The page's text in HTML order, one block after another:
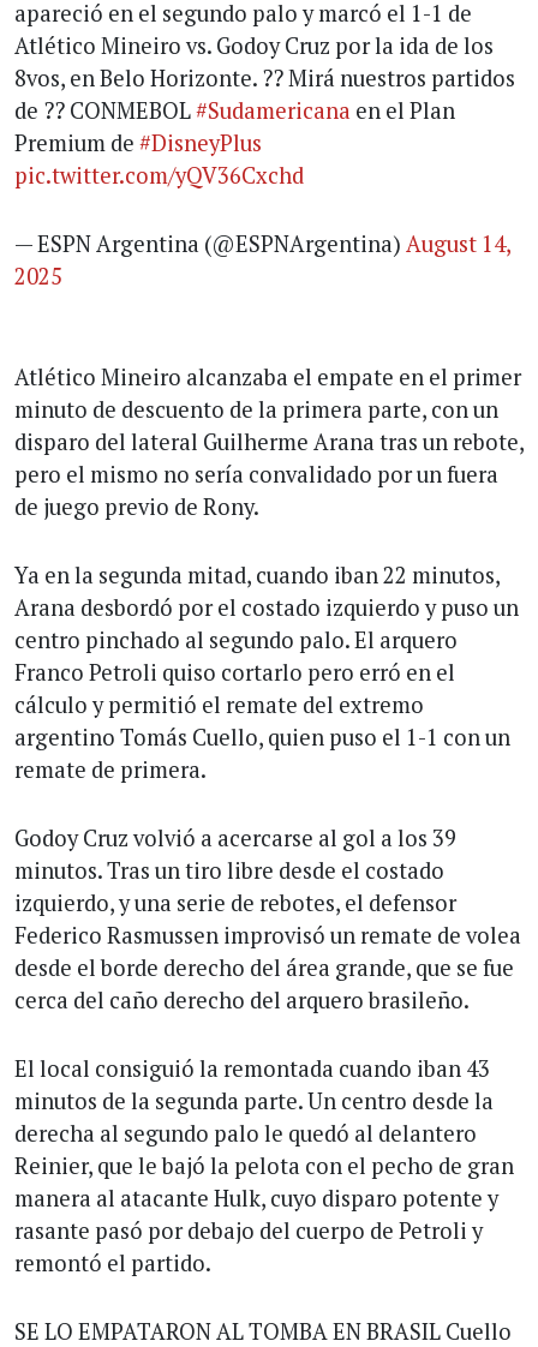
apareció en el segundo palo y marcó el 1-1 de
Atlético Mineiro vs. Godoy Cruz por la ida de los
8vos, en Belo Horizonte. ?? Mirá nuestros partidos
de ?? CONMEBOL#Sudamericana en el Plan
Premium de #DisneyPlus
pic.twitter.com/yQV36Cxchd
— ESPN Argentina (@ESPNArgentina) August 14,
2025
Atlético Mineiro alcanzaba el empate en el primer
minuto de descuento de la primera parte, con un
disparo del lateral Guilherme Arana tras un rebote,
pero el mismo no sería convalidado por un fuera
de juego previo de Rony.
Ya en la segunda mitad, cuando iban 22 minutos,
Arana desbordó por el costado izquierdo y puso un
centro pinchado al segundo palo. El arquero
Franco Petroli quiso cortarlo pero erró en el
cálculo y permitió el remate del extremo
argentino Tomás Cuello, quien puso el 1-1 con un
remate de primera.
Godoy Cruz volvió a acercarse al gol a los 39
minutos. Tras un tiro libre desde el costado
izquierdo, y una serie de rebotes, el defensor
Federico Rasmussen improvisó un remate de volea
desde el borde derecho del área grande, que se fue
cerca del caño derecho del arquero brasileño.
El local consiguió la remontada cuando iban 43
minutos de la segunda parte. Un centro desde la
derecha al segundo palo le quedó al delantero
Reinier, que le bajó la pelota con el pecho de gran
manera al atacante Hulk, cuyo disparo potente y
rasante pasó por debajo del cuerpo de Petroli y
remontó el partido.
SE LO EMPATARON AL TOMBA EN BRASIL Cuello